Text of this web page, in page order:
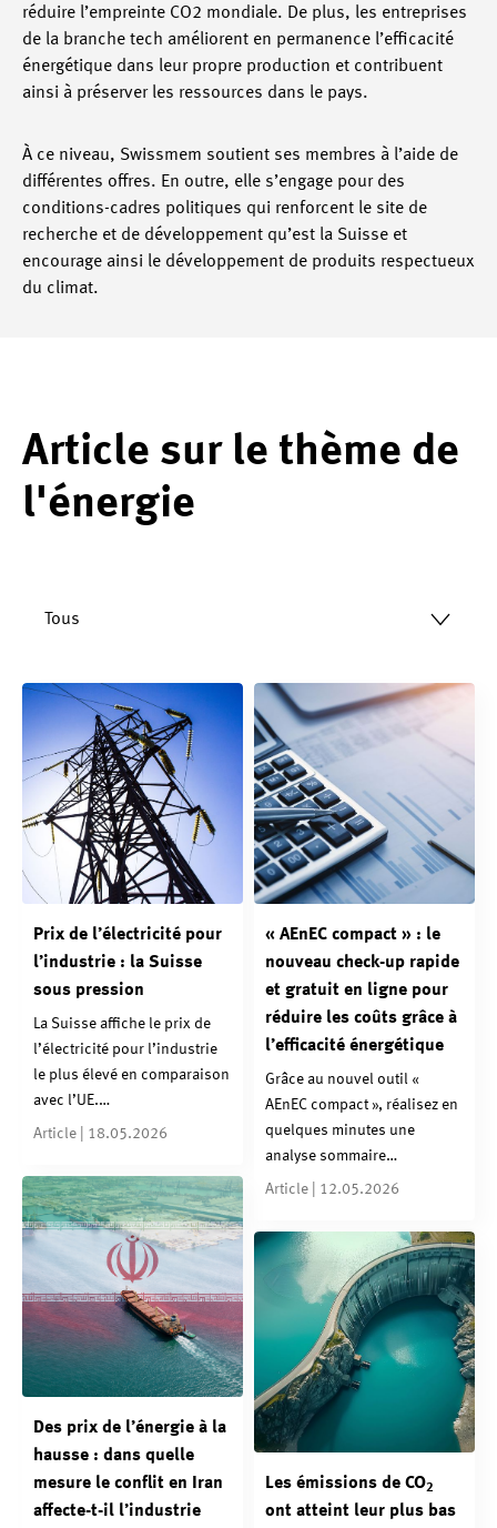
réduire l’empreinte CO2 mondiale. De plus, les entreprises
de la branche tech améliorent en permanence l’efficacité
énergétique dans leur propre production et contribuent
ainsi à préserver les ressources dans le pays.
À ce niveau, Swissmem soutient ses membres à l’aide de
différentes offres. En outre, elle s’engage pour des
conditions-cadres politiques qui renforcent le site de
recherche et de développement qu’est la Suisse et
encourage ainsi le développement de produits respectueux
du climat.
Article sur le thème de
l'énergie
Tous
Prix de l’électricité pour
l’industrie : la Suisse
sous pression
La Suisse affiche le prix de
l’électricité pour l’industrie
le plus élevé en comparaison
avec l’UE.…
Article | 18.05.2026
« AEnEC compact » : le
nouveau check-up rapide
et gratuit en ligne pour
réduire les coûts grâce à
l’efficacité énergétique
Grâce au nouvel outil «
AEnEC compact », réalisez en
quelques minutes une
analyse sommaire…
Article | 12.05.2026
Des prix de l’énergie à la
hausse : dans quelle
mesure le conflit en Iran
affecte-t-il l’industrie
Les émissions de CO2
ont atteint leur plus bas